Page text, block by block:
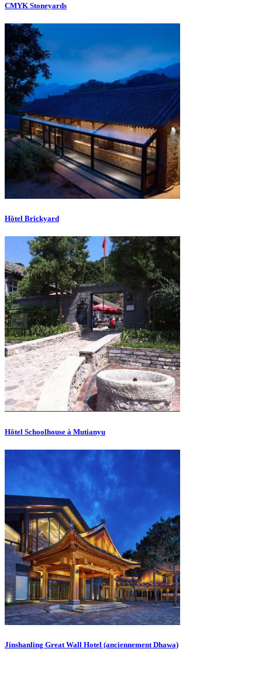
CMYK Stoneyards
Hôtel Brickyard
Hôtel Schoolhouse à Mutianyu
Jinshanling Great Wall Hotel (anciennement Dhawa)